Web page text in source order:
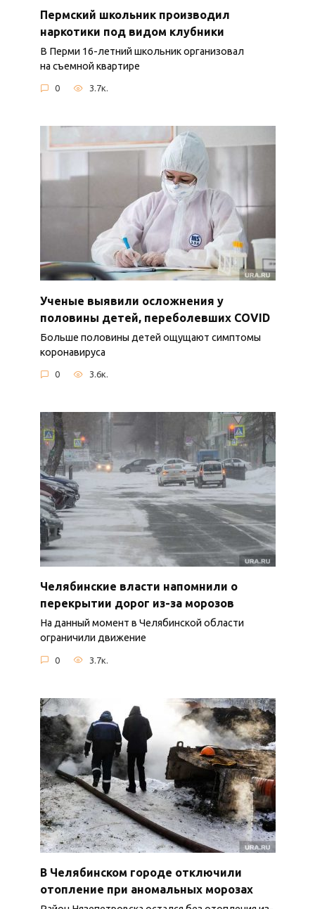
Пермский школьник производил
наркотики под видом клубники
В Перми 16-летний школьник организовал
на съемной квартире
0 3.7к.
Ученые выявили осложнения у
половины детей, переболевших COVID
Больше половины детей ощущают симптомы
коронавируса
0 3.6к.
Челябинские власти напомнили о
перекрытии дорог из-за морозов
На данный момент в Челябинской области
ограничили движение
0 3.7к.
В Челябинском городе отключили
отопление при аномальных морозах